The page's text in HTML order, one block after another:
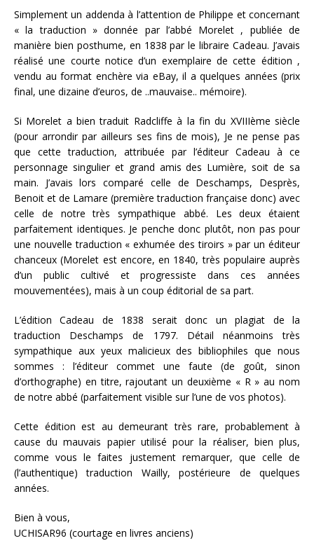
Simplement un addenda à l’attention de Philippe et concernant
« la traduction » donnée par l’abbé Morelet , publiée de
manière bien posthume, en 1838 par le libraire Cadeau. J’avais
réalisé une courte notice d’un exemplaire de cette édition ,
vendu au format enchère via eBay, il a quelques années (prix
final, une dizaine d’euros, de ..mauvaise.. mémoire).
Si Morelet a bien traduit Radcliffe à la fin du XVIIIème siècle
(pour arrondir par ailleurs ses fins de mois), Je ne pense pas
que cette traduction, attribuée par l’éditeur Cadeau à ce
personnage singulier et grand amis des Lumière, soit de sa
main. J’avais lors comparé celle de Deschamps, Desprès,
Benoit et de Lamare (première traduction française donc) avec
celle de notre très sympathique abbé. Les deux étaient
parfaitement identiques. Je penche donc plutôt, non pas pour
une nouvelle traduction « exhumée des tiroirs » par un éditeur
chanceux (Morelet est encore, en 1840, très populaire auprès
d’un public cultivé et progressiste dans ces années
mouvementées), mais à un coup éditorial de sa part.
L’édition Cadeau de 1838 serait donc un plagiat de la
traduction Deschamps de 1797. Détail néanmoins très
sympathique aux yeux malicieux des bibliophiles que nous
sommes : l’éditeur commet une faute (de goût, sinon
d’orthographe) en titre, rajoutant un deuxième « R » au nom
de notre abbé (parfaitement visible sur l’une de vos photos).
Cette édition est au demeurant très rare, probablement à
cause du mauvais papier utilisé pour la réaliser, bien plus,
comme vous le faites justement remarquer, que celle de
(l’authentique) traduction Wailly, postérieure de quelques
années.
Bien à vous,
UCHISAR96 (courtage en livres anciens)